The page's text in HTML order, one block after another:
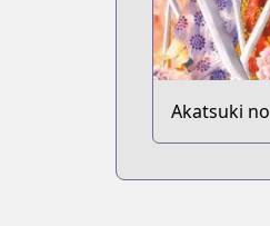
Akatsuki no
Yona